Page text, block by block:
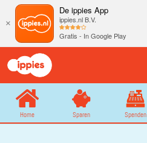
×
De ippies App
ippies.nl B.V.
Gratis - In Google Play
Home Sparen Spenden